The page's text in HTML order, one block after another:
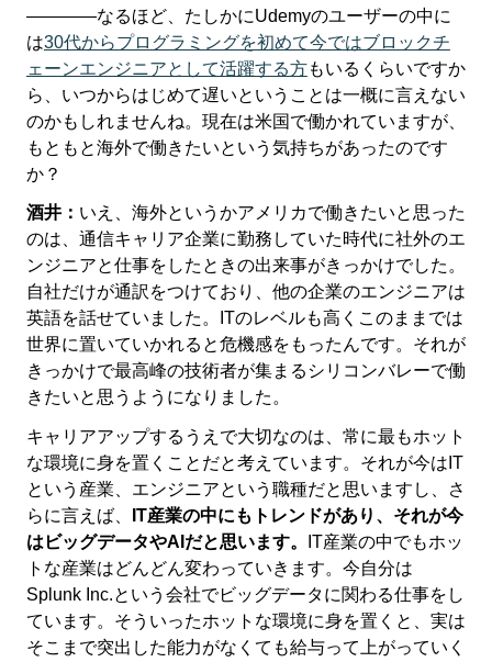
――――なるほど、たしかにUdemyのユーザーの中に
は30代からプログラミングを初めて今ではブロックチ
ェーンエンジニアとして活躍する方もいるくらいですか
ら、いつからはじめて遅いということは一概に言えない
のかもしれませんね。現在は米国で働かれていますが、
もともと海外で働きたいという気持ちがあったのです
か？
酒井： いえ、海外というかアメリカで働きたいと思った
のは、通信キャリア企業に勤務していた時代に社外のエ
ンジニアと仕事をしたときの出来事がきっかけでした。
自社だけが通訳をつけており、他の企業のエンジニアは
英語を話せていました。ITのレベルも高くこのままでは
世界に置いていかれると危機感をもったんです。それが
きっかけで最高峰の技術者が集まるシリコンバレーで働
きたいと思うようになりました。
キャリアアップするうえで大切なのは、常に最もホット
な環境に身を置くことだと考えています。それが今はIT
という産業、エンジニアという職種だと思いますし、さ
らに言えば、
IT産業の中にもトレンドがあり、それが今
はビッグデータやAIだと思います。
IT産業の中でもホッ
トな産業はどんどん変わっていきます。今自分は
Splunk Inc.という会社でビッグデータに関わる仕事をし
ています。そういったホットな環境に身を置くと、実は
そこまで突出した能力がなくても給与って上がっていく